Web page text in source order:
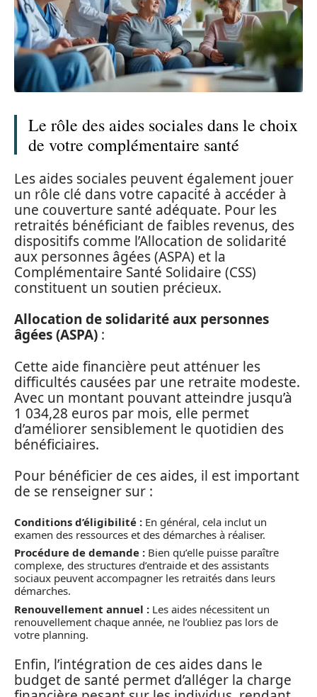
Le rôle des aides sociales dans le choix
de votre complémentaire santé
Les aides sociales peuvent également jouer
un rôle clé dans votre capacité à accéder à
une couverture santé adéquate. Pour les
retraités bénéficiant de faibles revenus, des
dispositifs comme l’Allocation de solidarité
aux personnes âgées (ASPA) et la
Complémentaire Santé Solidaire (CSS)
constituent un soutien précieux.
Allocation de solidarité aux personnes
âgées (ASPA) :
Cette aide financière peut atténuer les
difficultés causées par une retraite modeste.
Avec un montant pouvant atteindre jusqu’à
1 034,28 euros par mois, elle permet
d’améliorer sensiblement le quotidien des
bénéficiaires.
Pour bénéficier de ces aides, il est important
de se renseigner sur :
Conditions d’éligibilité : En général, cela inclut un
examen des ressources et des démarches à réaliser.
Procédure de demande : Bien qu’elle puisse paraître
complexe, des structures d’entraide et des assistants
sociaux peuvent accompagner les retraités dans leurs
démarches.
Renouvellement annuel : Les aides nécessitent un
renouvellement chaque année, ne l’oubliez pas lors de
votre planning.
Enfin, l’intégration de ces aides dans le
budget de santé permet d’alléger la charge